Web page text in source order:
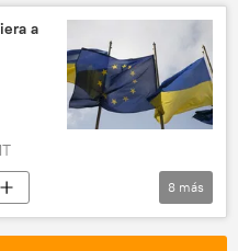
a
Ucrania
8 más